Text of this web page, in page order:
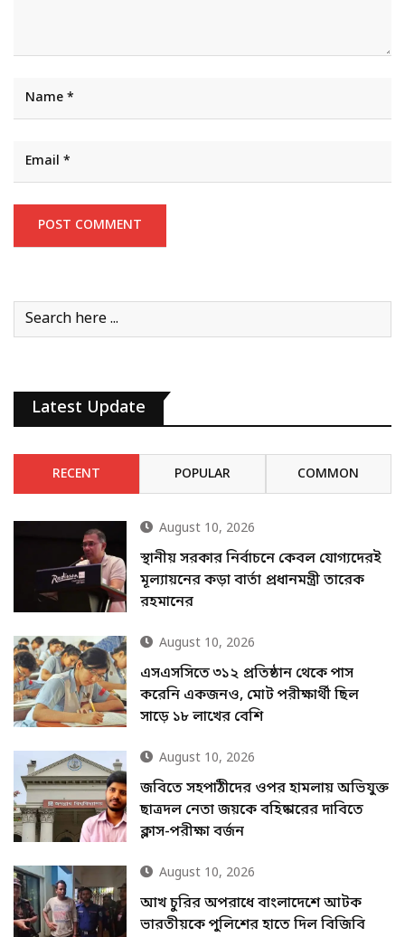
Latest Update
RECENT POPULAR COMMON
August 10, 2026
স্থানীয় সরকার নির্বাচনে কেবল যোগ্যদেরই
মূল্যায়নের কড়া বার্তা প্রধানমন্ত্রী তারেক
রহমানের
August 10, 2026
এসএসসিতে ৩১২ প্রতিষ্ঠান থেকে পাস
করেনি একজনও, মোট পরীক্ষার্থী ছিল
সাড়ে ১৮ লাখের বেশি
August 10, 2026
জবিতে সহপাঠীদের ওপর হামলায় অভিযুক্ত
ছাত্রদল নেতা জয়কে বহিষ্কারের দাবিতে
ক্লাস-পরীক্ষা বর্জন
August 10, 2026
আখ চুরির অপরাধে বাংলাদেশে আটক
ভারতীয়কে পুলিশের হাতে দিল বিজিবি